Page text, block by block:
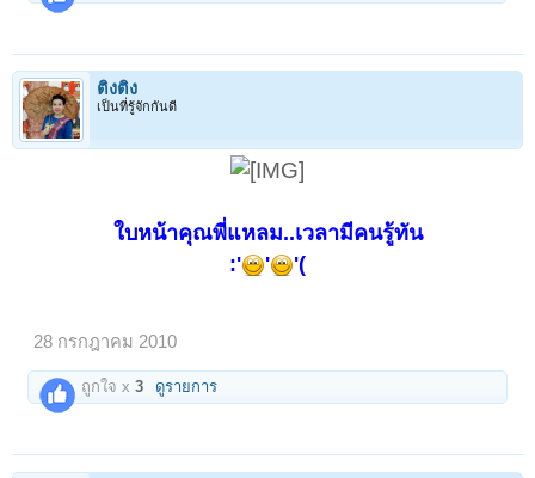
ติงติง
เป็นที่รู้จักกันดี
ใบหน้าคุณพี่แหลม..เวลามีคนรู้ทัน
:'
' '(
28 กรกฎาคม 2010
ถูกใจ x3 ดูรายการ